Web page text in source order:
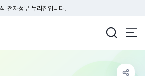
전자정부 누리집입니다.